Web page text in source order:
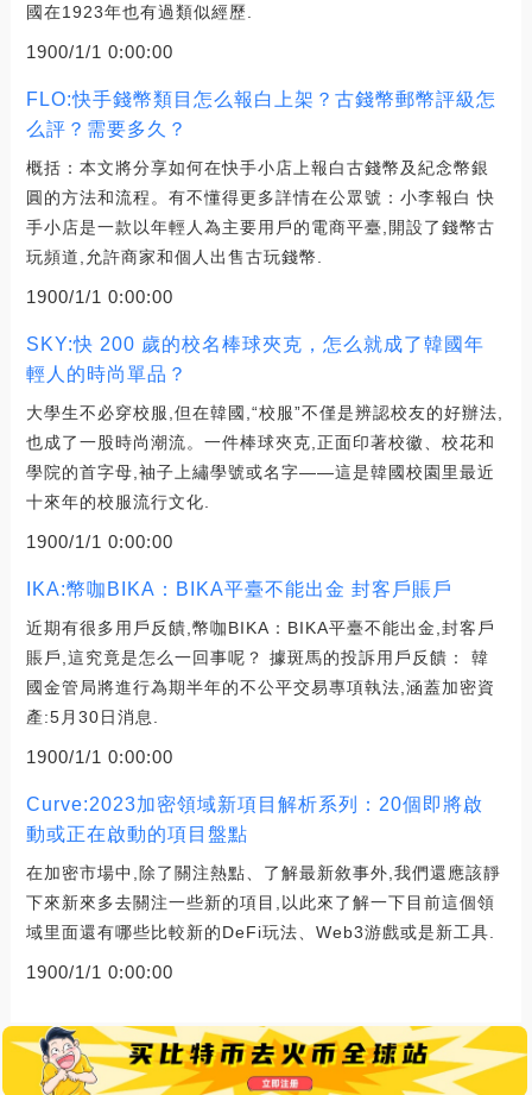
國在1923年也有過類似經歷.
1900/1/1 0:00:00
FLO:快手錢幣類目怎么報白上架？古錢幣郵幣評級怎
么評？需要多久？
概括：本文將分享如何在快手小店上報白古錢幣及紀念幣銀
圓的方法和流程。有不懂得更多詳情在公眾號：小李報白 快
手小店是一款以年輕人為主要用戶的電商平臺,開設了錢幣古
玩頻道,允許商家和個人出售古玩錢幣.
1900/1/1 0:00:00
SKY:快 200 歲的校名棒球夾克，怎么就成了韓國年
輕人的時尚單品？
大學生不必穿校服,但在韓國,“校服”不僅是辨認校友的好辦法,
也成了一股時尚潮流。一件棒球夾克,正面印著校徽、校花和
學院的首字母,袖子上繡學號或名字——這是韓國校園里最近
十來年的校服流行文化.
1900/1/1 0:00:00
IKA:幣咖BIKA：BIKA平臺不能出金 封客戶賬戶
近期有很多用戶反饋,幣咖BIKA：BIKA平臺不能出金,封客戶
賬戶,這究竟是怎么一回事呢？ 據斑馬的投訴用戶反饋： 韓
國金管局將進行為期半年的不公平交易專項執法,涵蓋加密資
產:5月30日消息.
1900/1/1 0:00:00
Curve:2023加密領域新項目解析系列：20個即將啟
動或正在啟動的項目盤點
在加密市場中,除了關注熱點、了解最新敘事外,我們還應該靜
下來新來多去關注一些新的項目,以此來了解一下目前這個領
域里面還有哪些比較新的DeFi玩法、Web3游戲或是新工具.
1900/1/1 0:00:00